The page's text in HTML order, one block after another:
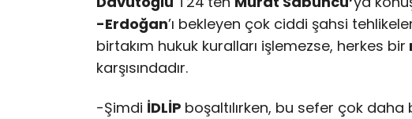
-Erdoğan’ı bekleyen çok ciddi şahsi
birtakım hukuk kuralları işlemezse, herkes bir
karşısındadır.
-Şimdi İDLİP boşaltılırken, bu sefer çok